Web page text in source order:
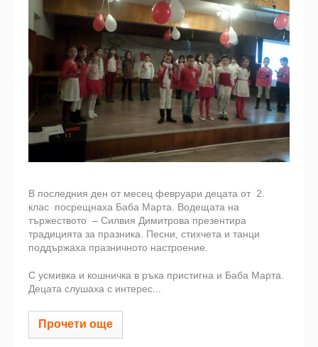
В последния ден от месец февруари децата от 2.
клас посрещнаха Баба Марта. Водещата на
тържеството – Силвия Димитрова презентира
традицията за празника. Песни, стихчета и танци
поддържаха празничното настроение.
С усмивка и кошничка в ръка пристигна и Баба Марта.
Децата слушаха с интерес...
Прочети още